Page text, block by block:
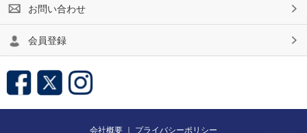
お問い合わせ
会員登録
会社概要 ｜ プライバシーポリシー